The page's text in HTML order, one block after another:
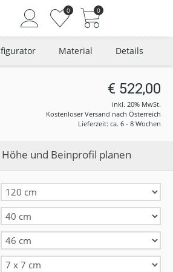
0 0
Material Details
€ 522,00
inkl. 20% MwSt.
Kostenloser Versand nach Österreich
Lieferzeit: ca. 6 - 8 Wochen
und Beinprofil planen